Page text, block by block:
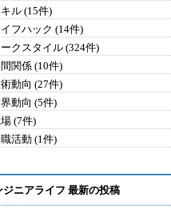
ル (15件)
フハック (14件)
クスタイル (324件)
間関係 (10件)
動向 (27件)
動向 (5件)
(7件)
活動 (1件)
ジニアライフ 最新の投稿